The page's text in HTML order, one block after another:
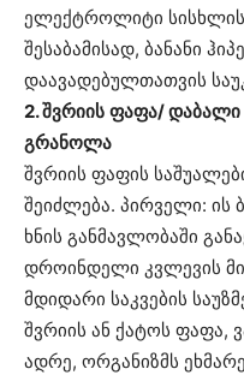
ელექტროლიტი სისხლის
შესაბამისად, ბანანი
დაავადებულთათვის
2. შვრიის ფაფა/დაბალი
გრანოლა
შვრიის ფაფის
შეიძლება. პირველი: ის
ხნის განმავლობაში
დროინდელი კვლევის
მდიდარი საკვების
შვრიის ან ქატოს ფაფა,
ადრე, ორგანიზმს